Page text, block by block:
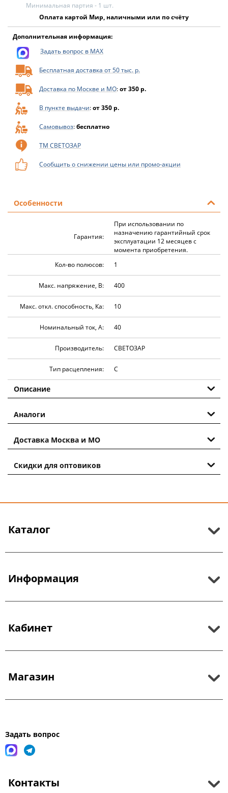
Минимальная партия - 1 шт.
Оплата картой Мир, наличными или по счёту
Дополнительная информация:
Задать вопрос в MAX
Бесплатная доставка от 50 тыс. р.
Доставка по Москве и МО:от 350 р.
В пункте выдачи:от 350 р.
Самовывоз:бесплатно
ТМ СВЕТОЗАР
Сообщить о снижении цены или промо-акции
Особенности
Гарантия:
При использовании по
назначению гарантийный срок
эксплуатации 12 месяцев с
момента приобретения.
Кол-во полюсов:
1
Макс. напряжение, В: 400
Макс. откл. способность, Ка: 10
Номинальный ток, А: 40
Производитель: СВЕТОЗАР
Тип расцепления: С
Описание
Аналоги
Доставка Москва и МО
Скидки для оптовиков
Каталог
Информация
Кабинет
Магазин
Задать вопрос
Контакты